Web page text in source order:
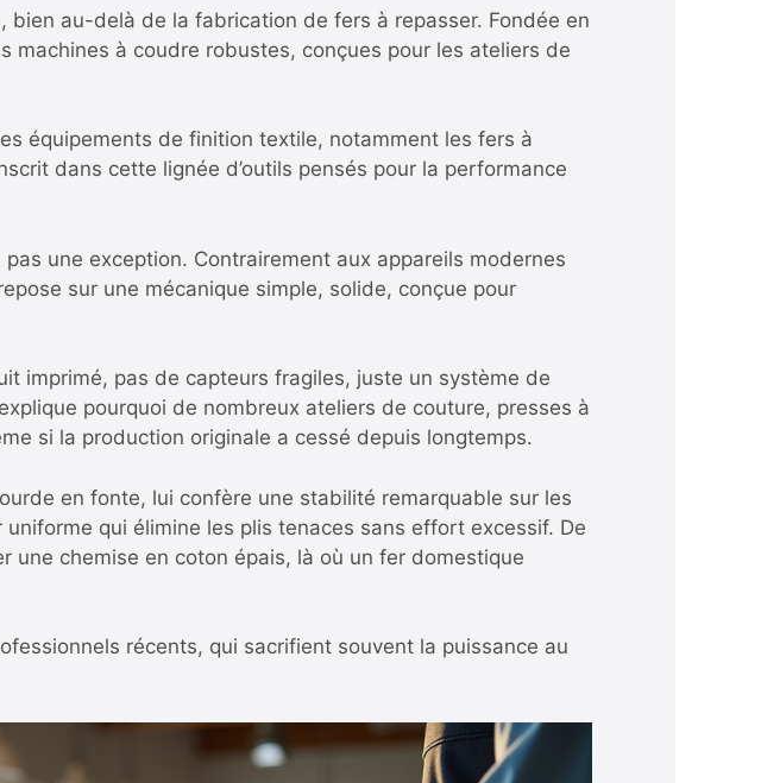
bien au-delà de la fabrication de fers à repasser. Fondée en
machines à coudre robustes, conçues pour les ateliers de
équipements de finition textile, notamment les fers à
dans cette lignée d’outils pensés pour la performance
une exception. Contrairement aux appareils modernes
sur une mécanique simple, solide, conçue pour
imprimé, pas de capteurs fragiles, juste un système de
pourquoi de nombreux ateliers de couture, presses à
si la production originale a cessé depuis longtemps.
en fonte, lui confère une stabilité remarquable sur les
qui élimine les plis tenaces sans effort excessif. De
une chemise en coton épais, là où un fer domestique
récents, qui sacrifient souvent la puissance au